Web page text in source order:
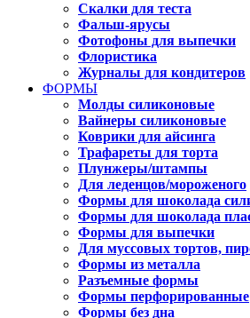
Скалки для теста
Фальш-ярусы
Фотофоны для выпечки
Флористика
Журналы для кондитеров
ФОРМЫ
Молды силиконовые
Вайнеры силиконовые
Коврики для айсинга
Трафареты для торта
Плунжеры/штампы
Для леденцов/мороженого
Формы для шоколада
Формы для шоколада
Формы для выпечки
Для муссовых тортов,
Формы из металла
Разъемные формы
Формы перфорированные
Формы без дна